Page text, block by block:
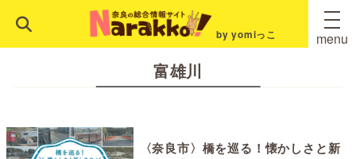
by yomiっこ menu
富雄川
〈奈良市〉橋を巡る！懐かしさと新